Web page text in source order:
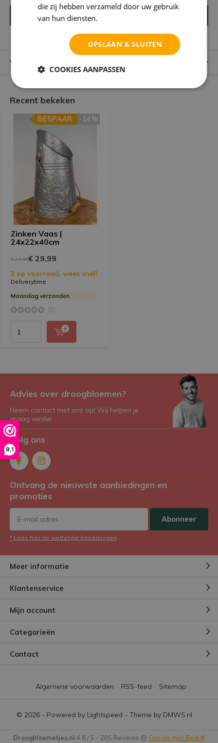
9,1
Schrijf je eigen review
Verzending & verzorging producten
Recent bekeken
Zinken Vaas |
24x22x40cm
-14%
BESPAAR
€ 34,99€ 29,99
2 op voorraad, wees snel!
Deliverytime
Maandag verzonden
(0)
Advies over droogbloemen?
Neem contact met ons op! Wij helpen je
graag verder.
Volg ons
Ontvang de nieuwste aanbiedingen en
promoties
Abonneer
* Lees hier de wettelijke beperkingen
Meer informatie
Klantenservice
Mijn account
Categorieën
Contact
© 2026 - Powered by Lightspeed - Theme by DMWS.nl
Algemene voorwaarden RSS-feed Sitemap
Droogbloemetjes.nl 4,8/ 5 - 205 Reviews @ Google mijn Bedrijf
die zij hebben verzameld door uw gebruik
van hun diensten.
OPSLAAN & SLUITEN
COOKIES AANPASSEN